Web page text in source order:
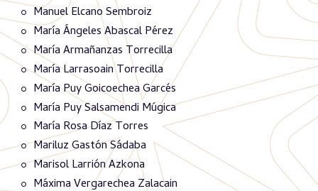
Manuel Elcano Sembroiz
María Ángeles Abascal Pérez
María Armañanzas Torrecilla
María Larrasoain Torrecilla
María Puy Goicoechea Garcés
María Puy Salsamendi Múgica
María Rosa Díaz Torres
Mariluz Gastón Sádaba
Marisol Larrión Azkona
Máxima Vergarechea Zalacain